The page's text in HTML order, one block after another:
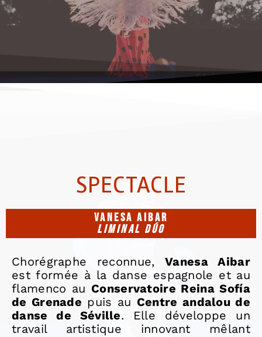
SPECTACLE
VANESA AIBAR
LIMINAL DúO
Chorégraphe reconnue,Vanesa Aibar
est formée à la danse espagnole et au
flamenco au Conservatoire Reina Sofía
de Grenade puis au Centre andalou de
danse de Séville. Elle développe un
travail artistique innovant mêlant